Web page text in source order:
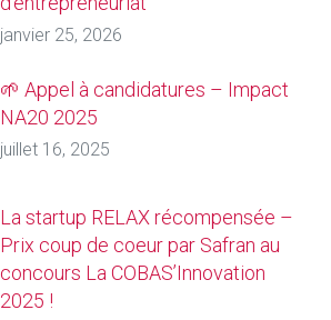
janvier 25, 2026
🌱 Appel à candidatures – Impact
NA20 2025
juillet 16, 2025
La startup RELAX récompensée –
Prix coup de coeur par Safran au
concours La COBAS’Innovation
2025 !